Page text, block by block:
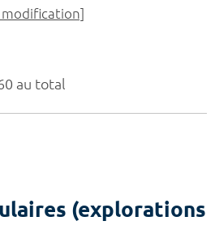
au total
(explorations
modification]